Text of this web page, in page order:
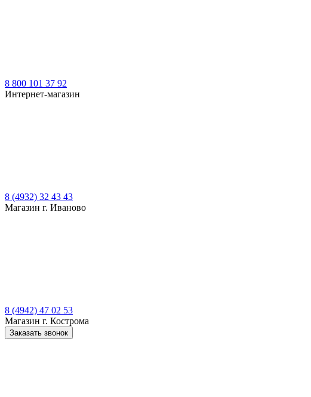
8 800 101 37 92
Интернет-магазин
8 (4932) 32 43 43
Магазин г. Иваново
8 (4942) 47 02 53
Магазин г. Кострома
Заказать звонок